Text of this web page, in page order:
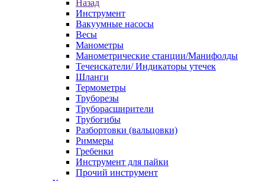
Назад
Инструмент
Вакуумные насосы
Весы
Манометры
Манометрические станции/Манифолды
Течеискатели/ Индикаторы утечек
Шланги
Термометры
Труборезы
Труборасширители
Трубогибы
Разбортовки (вальцовки)
Риммеры
Гребенки
Инструмент для пайки
Прочий инструмент